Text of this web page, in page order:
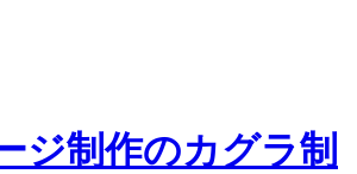
ジ制作のカグラ制